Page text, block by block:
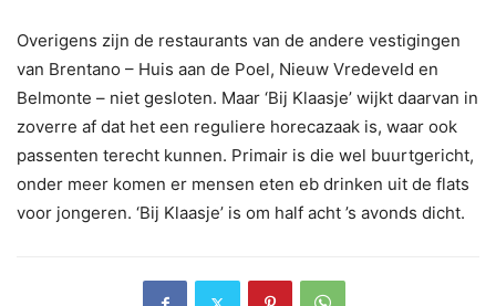
Overigens zijn de restaurants van de andere vestigingen
van Brentano – Huis aan de Poel, Nieuw Vredeveld en
Belmonte – niet gesloten. Maar ‘Bij Klaasje’ wijkt daarvan in
zoverre af dat het een reguliere horecazaak is, waar ook
passenten terecht kunnen. Primair is die wel buurtgericht,
onder meer komen er mensen eten eb drinken uit de flats
voor jongeren. ‘Bij Klaasje’ is om half acht ’s avonds dicht.